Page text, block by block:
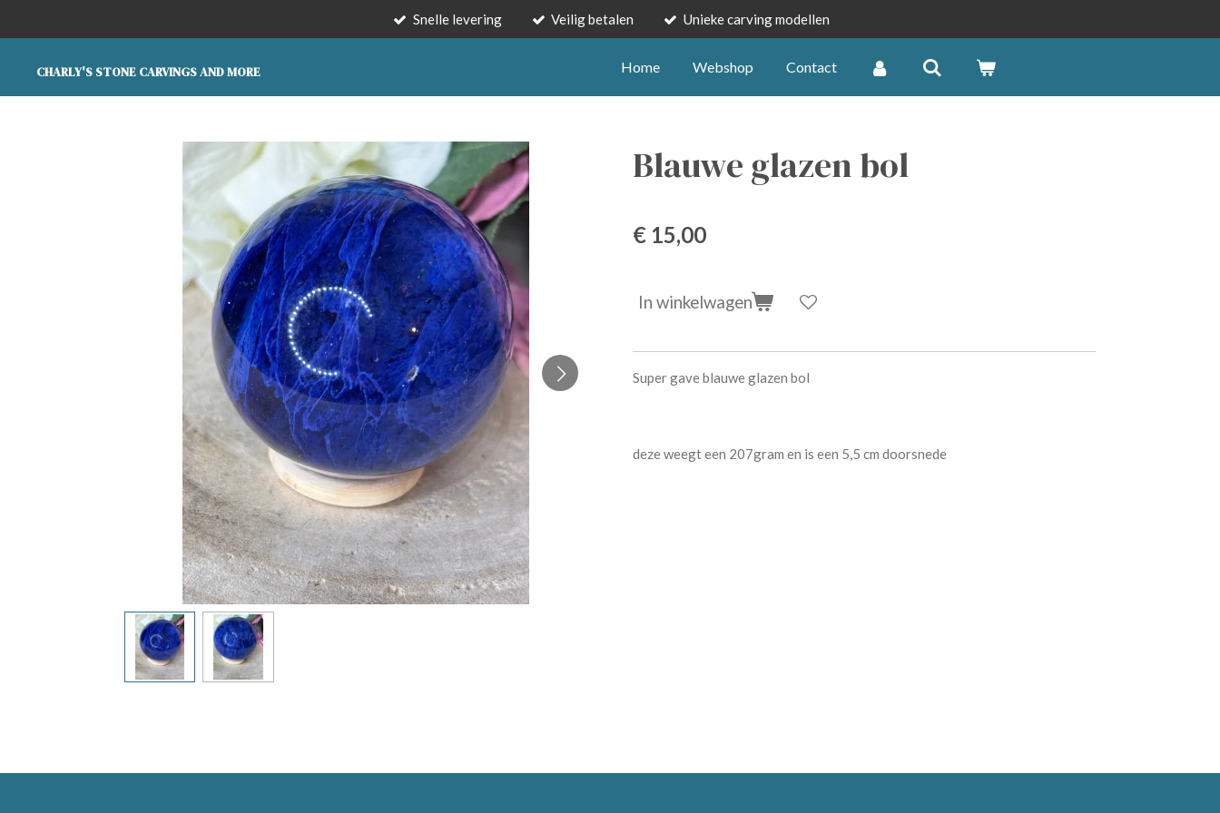
de
Snelle levering Veilig betalen Unieke carving modellen
CHARLY'S STONE CARVINGS AND MORE Home Webshop Contact
Blauwe glazen bol
€ 15,00
In winkelwagen
Super gave blauwe glazen bol
deze weegt een 207gram en is een 5,5 cm doorsnede